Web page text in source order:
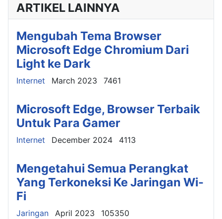
ARTIKEL LAINNYA
Mengubah Tema Browser
Microsoft Edge Chromium Dari
Light ke Dark
Details
Internet March 2023 7461
Microsoft Edge, Browser Terbaik
Untuk Para Gamer
Details
Internet December 2024 4113
Mengetahui Semua Perangkat
Yang Terkoneksi Ke Jaringan Wi-
Fi
Details
Jaringan April 2023 105350